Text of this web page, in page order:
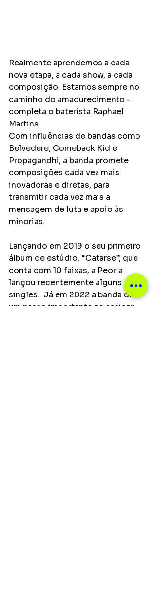
Realmente aprendemos a cada
nova etapa, a cada show, a cada
composição. Estamos sempre no
caminho do amadurecimento -
completa o baterista Raphael
Martins.
Com influências de bandas como
Belvedere, Comeback Kid e
Propagandhi, a banda promete
composições cada vez mais
inovadoras e diretas, para
transmitir cada vez mais a
mensagem de luta e apoio às
minorias.
Lançando em 2019 o seu primeiro
álbum de estúdio, “Catarse”, que
conta com 10 faixas, a Peoria
lançou recentemente alguns
singles.  Já em 2022 a banda dá
um passo importante ao assinar